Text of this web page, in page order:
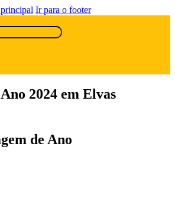
Ir para o footer
2024 em Elvas
de Ano